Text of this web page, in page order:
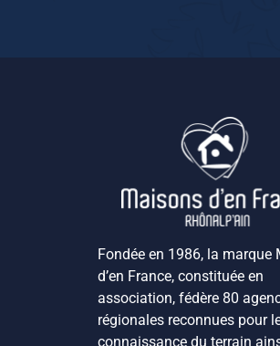
Fondée en 1986, la marque
d’en France, constituée en
association, fédère 80
régionales reconnues pour
connaissance du terrain